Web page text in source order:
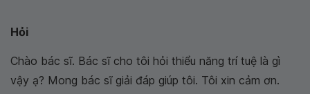
Hỏi
Chào bác sĩ. Bác sĩ cho tôi hỏi thiểu năng trí tuệ là gì
vậy ạ? Mong bác sĩ giải đáp giúp tôi. Tôi xin cảm ơn.